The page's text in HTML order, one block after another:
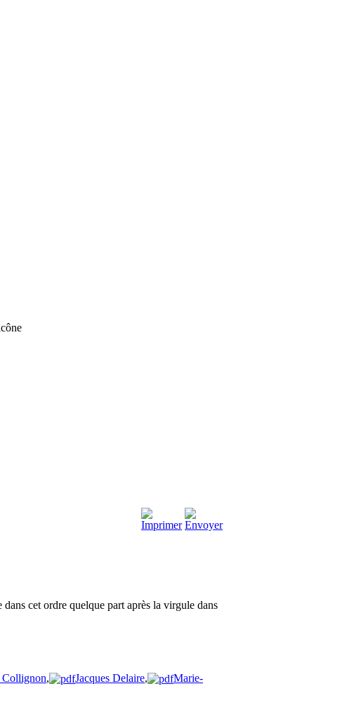
cet ordre quelque part après la virgule dans
, Jacques Delaire,
Marie-